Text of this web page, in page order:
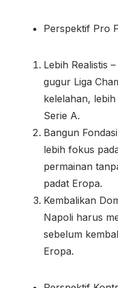
Perspektif Pro
Lebih Realistis
gugur Liga
kelelahan,
Serie A.
Bangun
lebih fokus
permainan
padat Eropa.
Kembalikan
Napoli harus
sebelum
Eropa.